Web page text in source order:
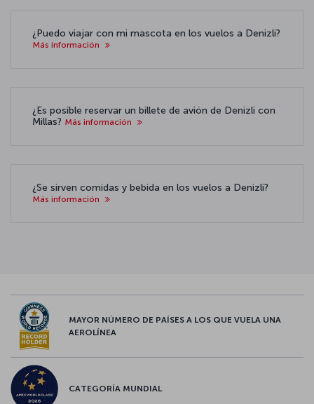
¿Puedo viajar con mi mascota en los vuelos a Denizli?
Más información
¿Es posible reservar un billete de avión de Denizli con
Millas? Más información
¿Se sirven comidas y bebida en los vuelos a Denizli?
Más información
MAYOR NÚMERO DE PAÍSES A LOS QUE VUELA UNA
AEROLÍNEA
CATEGORÍA MUNDIAL